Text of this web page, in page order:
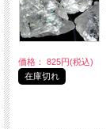
価格： 825円(税込)
在庫切れ